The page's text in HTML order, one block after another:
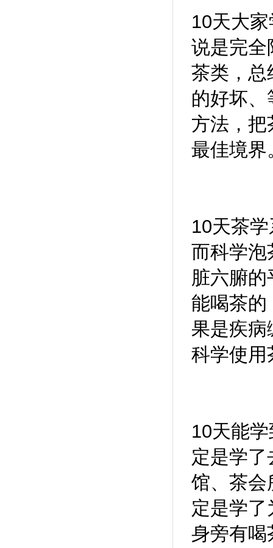
10天大
说是完全
茶类，总
的好坏
方法，
最佳境界
10天茶
而科学泡
脏六腑
能喝茶的
果是疾病
科学使用
10天能
定是学
馆、茶会
定是学
身旁有喝